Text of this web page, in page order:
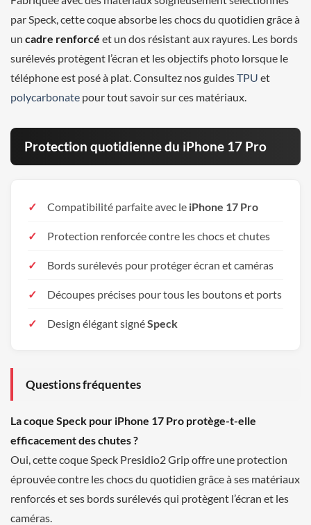
par Speck, cette coque absorbe les chocs du quotidien grâce à
un cadre renforcé et un dos résistant aux rayures. Les bords
surélevés protègent l’écran et les objectifs photo lorsque le
téléphone est posé à plat. Consultez nos guidesTPU et
polycarbonate pour tout savoir sur ces matériaux.
Protection quotidienne du iPhone 17 Pro
Compatibilité parfaite avec le iPhone 17 Pro
Protection renforcée contre les chocs et chutes
Bords surélevés pour protéger écran et caméras
Découpes précises pour tous les boutons et ports
Design élégant signéSpeck
Questions fréquentes
La coque Speck pour iPhone 17 Pro protège-t-elle
efficacement des chutes ?
Oui, cette coque Speck Presidio2 Grip offre une protection
éprouvée contre les chocs du quotidien grâce à ses matériaux
renforcés et ses bords surélevés qui protègent l’écran et les
caméras.